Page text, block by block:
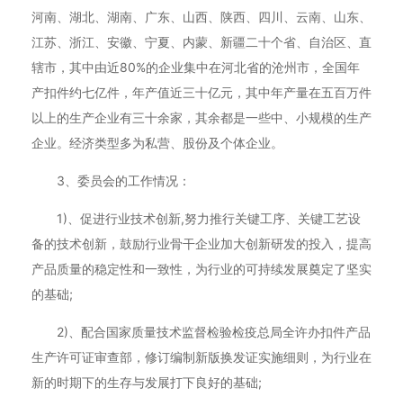
河南、湖北、湖南、广东、山西、陕西、四川、云南、山东、
江苏、浙江、安徽、宁夏、内蒙、新疆二十个省、自治区、直
辖市，其中由近80%的企业集中在河北省的沧州市，全国年
产扣件约七亿件，年产值近三十亿元，其中年产量在五百万件
以上的生产企业有三十余家，其余都是一些中、小规模的生产
企业。经济类型多为私营、股份及个体企业。
3、委员会的工作情况：
1)、促进行业技术创新,努力推行关键工序、关键工艺设
备的技术创新，鼓励行业骨干企业加大创新研发的投入，提高
产品质量的稳定性和一致性，为行业的可持续发展奠定了坚实
的基础;
2)、配合国家质量技术监督检验检疫总局全许办扣件产品
生产许可证审查部，修订编制新版换发证实施细则，为行业在
新的时期下的生存与发展打下良好的基础;